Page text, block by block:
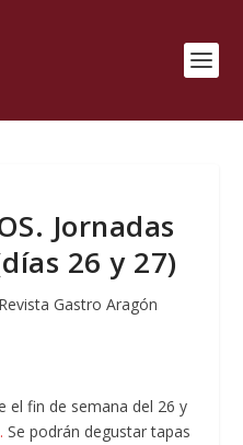
Jornadas
26 y 27)
Revista Gastro Aragón
el fin de semana del 26 y
Se podrán degustar tapas